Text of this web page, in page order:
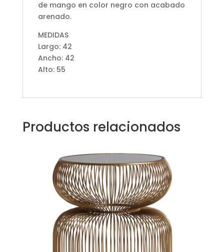
de mango en color negro con acabado
arenado.
MEDIDAS
Largo: 42
Ancho: 42
Alto: 55
Productos relacionados